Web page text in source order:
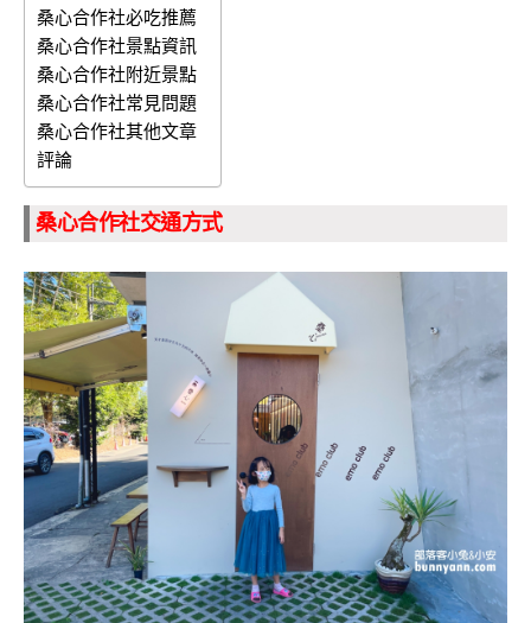
桑心合作社必吃推薦
桑心合作社景點資訊
桑心合作社附近景點
桑心合作社常見問題
桑心合作社其他文章
評論
桑心合作社交通方式